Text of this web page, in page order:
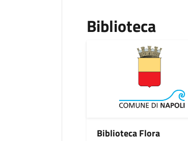
Biblioteca
Biblioteca Flora